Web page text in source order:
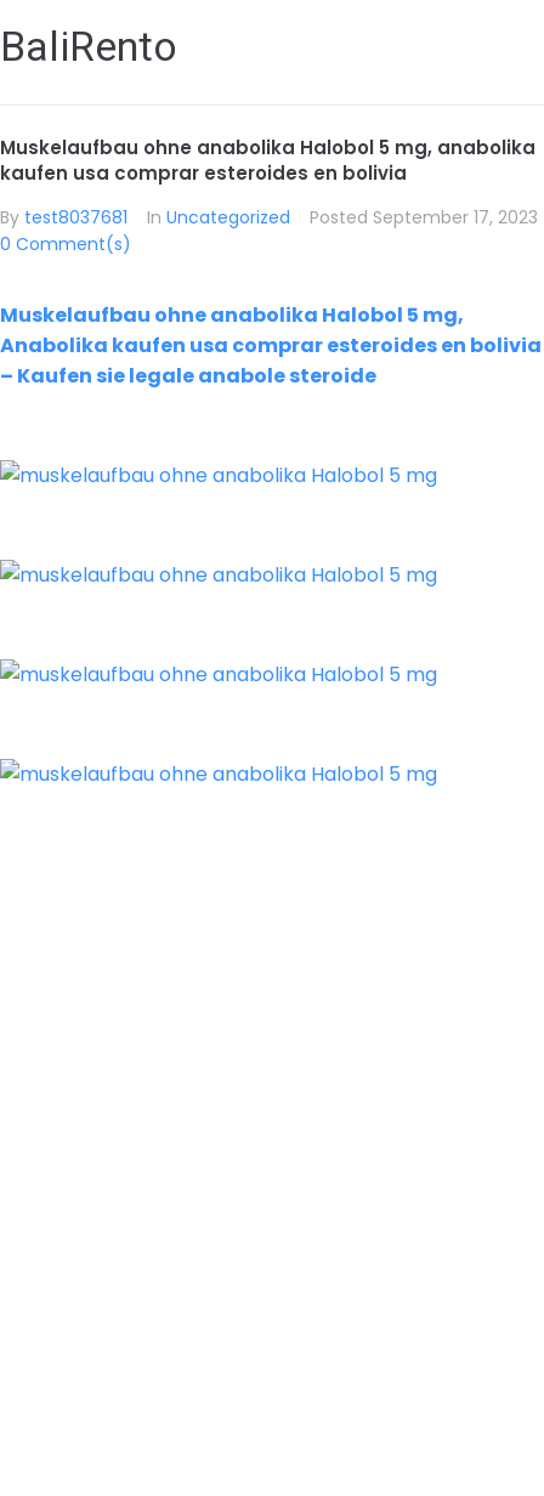
BaliRento
Muskelaufbau ohne anabolika Halobol 5 mg, anabolika
kaufen usa comprar esteroides en bolivia
By test8037681 In Uncategorized Posted September 17, 2023
0 Comment(s)
Muskelaufbau ohne anabolika Halobol 5 mg,
Anabolika kaufen usa comprar esteroides en bolivia
– Kaufen sie legale anabole steroide